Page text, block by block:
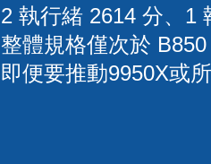
2 執行緒 2614 分、1
整體規格僅次於
即便要推動9950X或